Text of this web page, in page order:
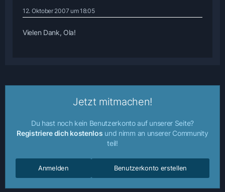
12. Oktober 2007 um 18:05
Vielen Dank, Ola!
Jetzt mitmachen!
Du hast noch kein Benutzerkonto auf unserer Seite?
Registriere dich kostenlos und nimm an unserer Community
teil!
Benutzerkonto erstellen
Anmelden